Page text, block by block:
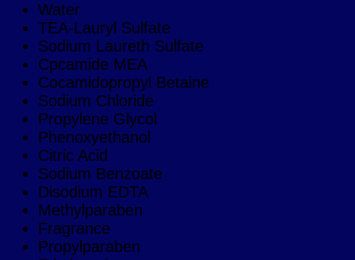
Water
TEA-Lauryl Sulfate
Sodium Laureth Sulfate
Cpcamide MEA
Cocamidopropyl Betaine
Sodium Chloride
Propylene Glycol
Phenoxyethanol
Citric Acid
Sodium Benzoate
Disodium EDTA
Methylparaben
Fragrance
Propylparaben